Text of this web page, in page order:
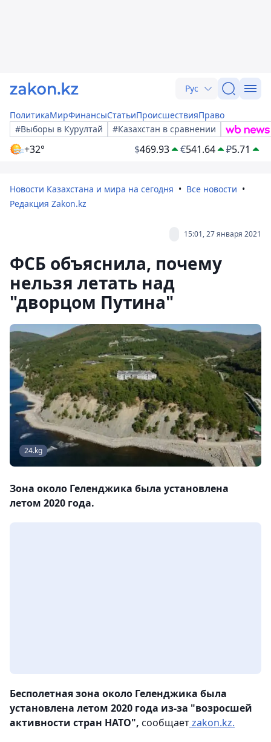
Рус
ПолитикаМирФинансыСтатьиПроисшествияПраво
#Выборы в Курултай
#Казахстан в сравнении
+32° $469.93 €541.64 ₽5.71
Новости Казахстана и мира на сегодня
Все новости
Редакция Zakon.kz
15:01, 27 января 2021
ФСБ объяснила, почему
нельзя летать над
"дворцом Путина"
24.kg
Зона около Геленджика была установлена
летом 2020 года.
Бесполетная зона около Геленджика была
установлена летом 2020 года из-за "возросшей
активности стран НАТО", сообщаетzakon.kz.